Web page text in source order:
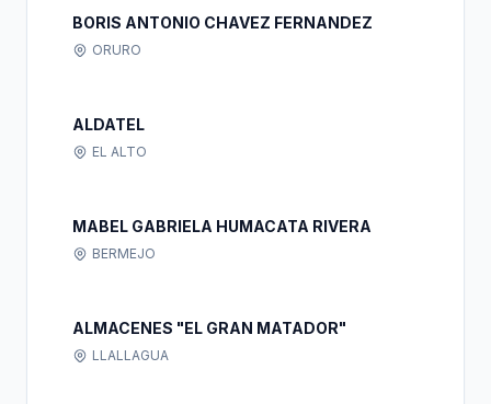
BORIS ANTONIO CHAVEZ FERNANDEZ
ORURO
ALDATEL
EL ALTO
MABEL GABRIELA HUMACATA RIVERA
BERMEJO
ALMACENES "EL GRAN MATADOR"
LLALLAGUA